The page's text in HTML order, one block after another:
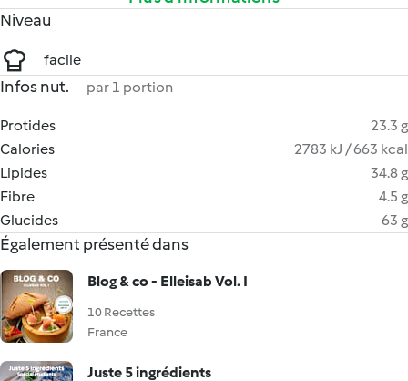
Niveau
facile
Infos nut. par 1 portion
Protides
23.3 g
Calories
2783 kJ / 663 kcal
Lipides
34.8 g
Fibre
4.5 g
Glucides
63 g
Également présenté dans
Blog & co - Elleisab Vol. I
10 Recettes
France
Juste 5 ingrédients